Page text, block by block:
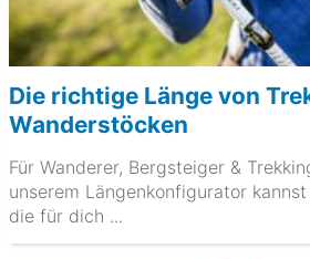
Die richtige Länge von
Wanderstöcken
Für Wanderer, Bergsteiger &
unserem Längenkonfigurator
die für dich ...